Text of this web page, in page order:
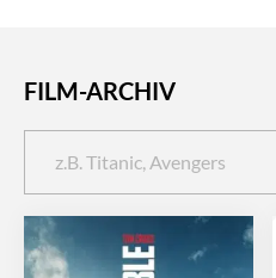
FILM-ARCHIV